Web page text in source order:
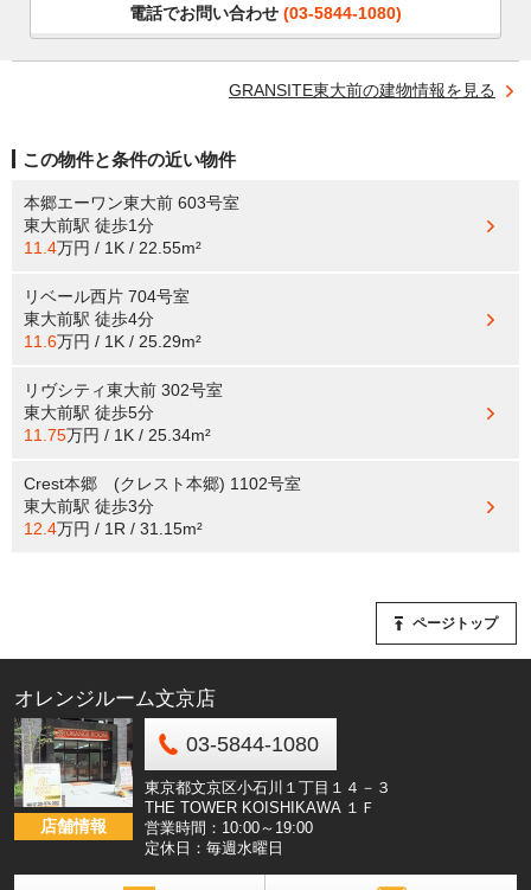
電話でお問い合わせ (03-5844-1080)
GRANSITE東大前の建物情報を見る
この物件と条件の近い物件
本郷エーワン東大前 603号室
東大前駅 徒歩1分
11.4万円 / 1K / 22.55m²
リベール西片 704号室
東大前駅 徒歩4分
11.6万円 / 1K / 25.29m²
リヴシティ東大前 302号室
東大前駅 徒歩5分
11.75万円 / 1K / 25.34m²
Crest本郷 (クレスト本郷) 1102号室
東大前駅 徒歩3分
12.4万円 / 1R / 31.15m²
ページトップ
オレンジルーム文京店
店舗情報
03-5844-1080
東京都文京区小石川１丁目１４－３
THE TOWER KOISHIKAWA １Ｆ
営業時間：10:00～19:00
定休日：毎週水曜日